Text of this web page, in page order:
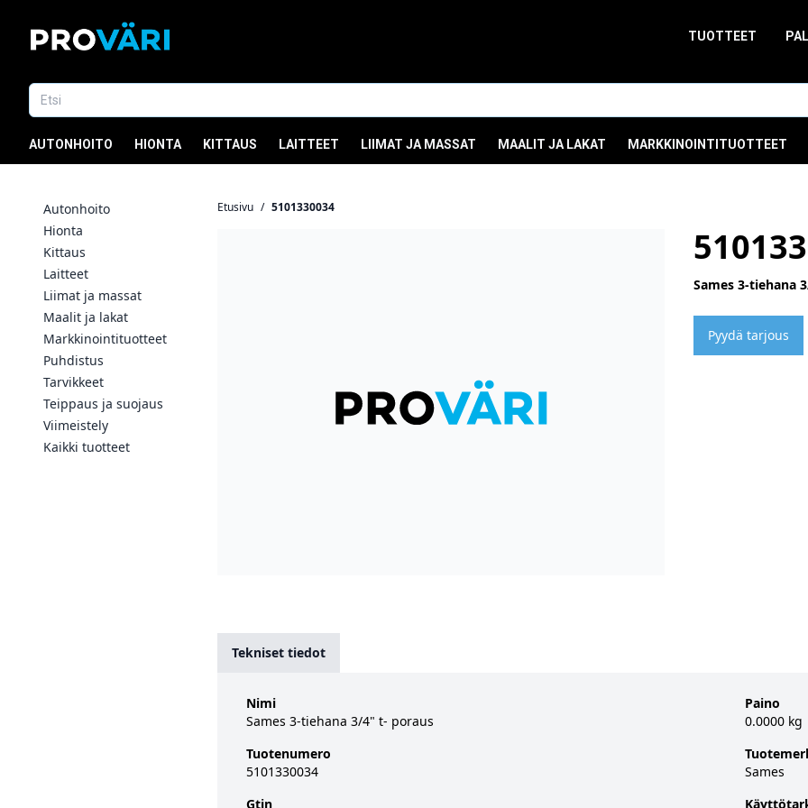
TUOTTEET
AUTONHOITO HIONTA KITTAUS LAITTEET LIIMAT JA MASSAT MAALIT JA LAKAT MARKKINOINTITUOTTEET
Autonhoito
Hionta
Kittaus
Laitteet
Liimat ja massat
Maalit ja lakat
Markkinointituotteet
Puhdistus
Tarvikkeet
Teippaus ja suojaus
Viimeistely
Kaikki tuotteet
Etusivu / 5101330034
Sames 3-tiehana
Pyydä tarjous
Tekniset tiedot
Nimi
Sames 3-tiehana 3/4" t- poraus
Tuotenumero
5101330034
Gtin
Paino
0.0000 kg
Sames